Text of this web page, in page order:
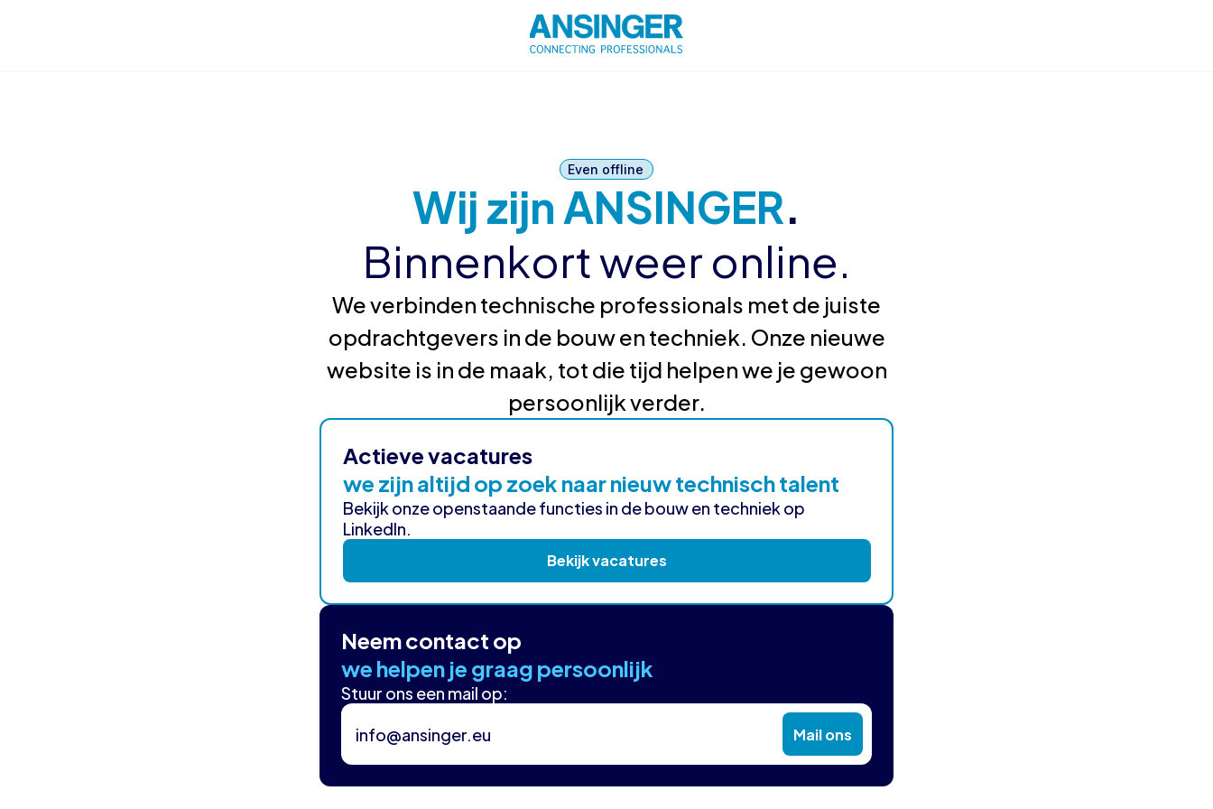
Even offline
Wij zijn ANSINGER.
Binnenkort weer online.
We verbinden technische professionals met de juiste
opdrachtgevers in de bouw en techniek. Onze nieuwe
website is in de maak, tot die tijd helpen we je gewoon
persoonlijk verder.
Actieve vacatures
we zijn altijd op zoek naar nieuw technisch talent
Bekijk onze openstaande functies in de bouw en techniek op
LinkedIn.
Bekijk vacatures
Neem contact op
we helpen je graag persoonlijk
Stuur ons een mail op:
info@ansinger.eu
Mail ons